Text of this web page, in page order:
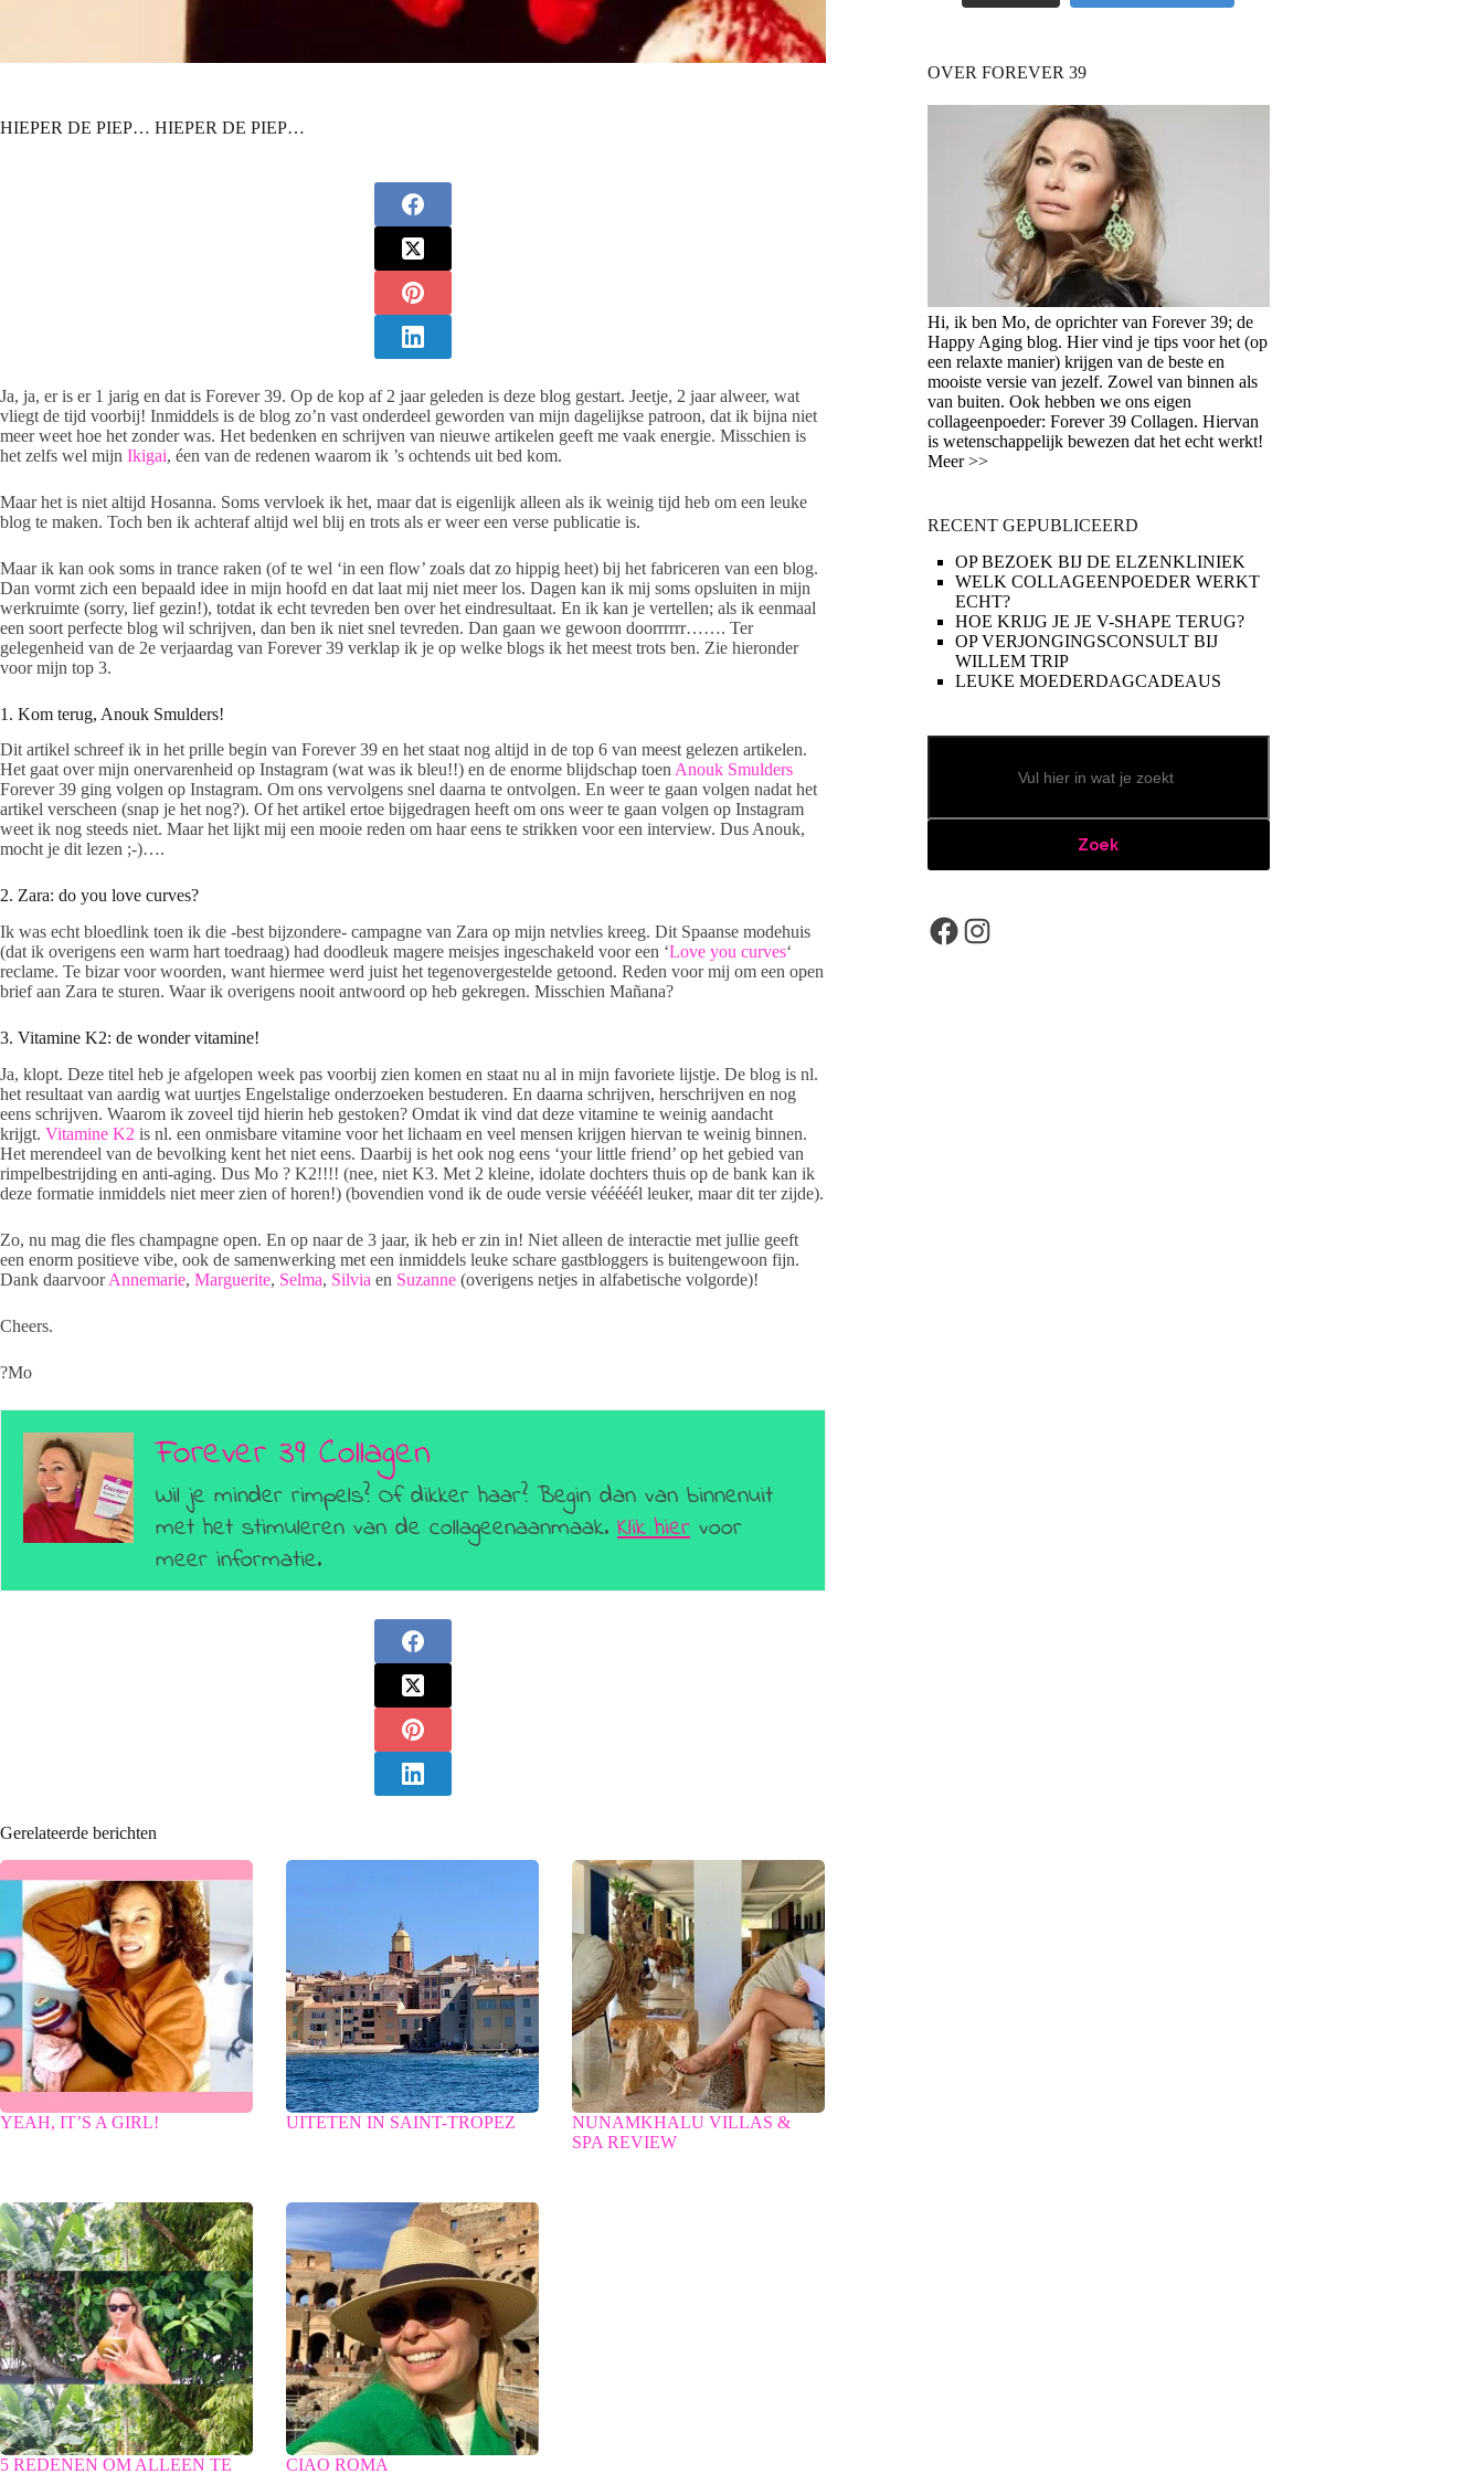
HIEPER DE PIEP… HIEPER DE PIEP…
Ja, ja, er is er 1 jarig en dat is Forever 39. Op de kop af 2 jaar geleden is deze blog gestart. Jeetje, 2 jaar alweer, wat
vliegt de tijd voorbij! Inmiddels is de blog zo’n vast onderdeel geworden van mijn dagelijkse patroon, dat ik bijna niet
meer weet hoe het zonder was. Het bedenken en schrijven van nieuwe artikelen geeft me vaak energie. Misschien is
het zelfs wel mijn Ikigai, éen van de redenen waarom ik ’s ochtends uit bed kom.
Maar het is niet altijd Hosanna. Soms vervloek ik het, maar dat is eigenlijk alleen als ik weinig tijd heb om een leuke
blog te maken. Toch ben ik achteraf altijd wel blij en trots als er weer een verse publicatie is.
Maar ik kan ook soms in trance raken (of te wel ‘in een flow’ zoals dat zo hippig heet) bij het fabriceren van een blog.
Dan vormt zich een bepaald idee in mijn hoofd en dat laat mij niet meer los. Dagen kan ik mij soms opsluiten in mijn
werkruimte (sorry, lief gezin!), totdat ik echt tevreden ben over het eindresultaat. En ik kan je vertellen; als ik eenmaal
een soort perfecte blog wil schrijven, dan ben ik niet snel tevreden. Dan gaan we gewoon doorrrrrr……. Ter
gelegenheid van de 2e verjaardag van Forever 39 verklap ik je op welke blogs ik het meest trots ben. Zie hieronder
voor mijn top 3.
1. Kom terug, Anouk Smulders!
Dit artikel schreef ik in het prille begin van Forever 39 en het staat nog altijd in de top 6 van meest gelezen artikelen.
Het gaat over mijn onervarenheid op Instagram (wat was ik bleu!!) en de enorme blijdschap toen Anouk Smulders
Forever 39 ging volgen op Instagram. Om ons vervolgens snel daarna te ontvolgen. En weer te gaan volgen nadat het
artikel verscheen (snap je het nog?). Of het artikel ertoe bijgedragen heeft om ons weer te gaan volgen op Instagram
weet ik nog steeds niet. Maar het lijkt mij een mooie reden om haar eens te strikken voor een interview. Dus Anouk,
mocht je dit lezen ;-)….
2. Zara: do you love curves?
Ik was echt bloedlink toen ik die -best bijzondere- campagne van Zara op mijn netvlies kreeg. Dit Spaanse modehuis
(dat ik overigens een warm hart toedraag) had doodleuk magere meisjes ingeschakeld voor een ‘Love you curves‘
reclame. Te bizar voor woorden, want hiermee werd juist het tegenovergestelde getoond. Reden voor mij om een open
brief aan Zara te sturen. Waar ik overigens nooit antwoord op heb gekregen. Misschien Mañana?
3. Vitamine K2: de wonder vitamine!
Ja, klopt. Deze titel heb je afgelopen week pas voorbij zien komen en staat nu al in mijn favoriete lijstje. De blog is nl.
het resultaat van aardig wat uurtjes Engelstalige onderzoeken bestuderen. En daarna schrijven, herschrijven en nog
eens schrijven. Waarom ik zoveel tijd hierin heb gestoken? Omdat ik vind dat deze vitamine te weinig aandacht
krijgt. Vitamine K2 is nl. een onmisbare vitamine voor het lichaam en veel mensen krijgen hiervan te weinig binnen.
Het merendeel van de bevolking kent het niet eens. Daarbij is het ook nog eens ‘your little friend’ op het gebied van
rimpelbestrijding en anti-aging. Dus Mo ? K2!!!! (nee, niet K3. Met 2 kleine, idolate dochters thuis op de bank kan ik
deze formatie inmiddels niet meer zien of horen!) (bovendien vond ik de oude versie vééééél leuker, maar dit ter zijde).
Zo, nu mag die fles champagne open. En op naar de 3 jaar, ik heb er zin in! Niet alleen de interactie met jullie geeft
een enorm positieve vibe, ook de samenwerking met een inmiddels leuke schare gastbloggers is buitengewoon fijn.
Dank daarvoorAnnemarie, Marguerite, Selma, Silvia en Suzanne (overigens netjes in alfabetische volgorde)!
Cheers.
?Mo
Forever 39 Collagen
Wil je minder rimpels? Of dikker haar? Begin dan van binnenuit
met het stimuleren van de collageenaanmaak. Klik hier voor
meer informatie.
Gerelateerde berichten
YEAH, IT’S A GIRL! UITETEN IN SAINT-TROPEZ
NUNAMKHALU VILLAS &
SPA REVIEW
5 REDENEN OM ALLEEN TE CIAO ROMA
OVER FOREVER 39
Hi, ik ben Mo, de oprichter van Forever 39; de
Happy Aging blog. Hier vind je tips voor het (op
een relaxte manier) krijgen van de beste en
mooiste versie van jezelf. Zowel van binnen als
van buiten. Ook hebben we ons eigen
collageenpoeder: Forever 39 Collagen. Hiervan
is wetenschappelijk bewezen dat het echt werkt!
Meer >>
RECENT GEPUBLICEERD
OP BEZOEK BIJ DE ELZENKLINIEK
WELK COLLAGEENPOEDER WERKT
ECHT?
HOE KRIJG JE JE V-SHAPE TERUG?
OP VERJONGINGSCONSULT BIJ
WILLEM TRIP
LEUKE MOEDERDAGCADEAUS
Zoeken
Zoek
Facebook
Instagram